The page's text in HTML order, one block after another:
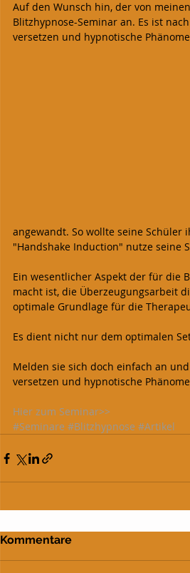
NEUESTEN BLOGPOSTS
Auf den Wunsch hin, der von
Blitzhypnose-Seminar an. Es ist
versetzen und hypnotische
angewandt. So wollte seine
"Handshake Induction" nutze seine
Ein wesentlicher Aspekt der für die
macht ist, die Überzeugungsarbeit
optimale Grundlage für die
Es dient nicht nur dem optimalen
Melden sie sich doch einfach an
versetzen und hypnotische
Hier zum Seminar>>
#Seminare #Blitzhypnose #Artikel
Kommentare